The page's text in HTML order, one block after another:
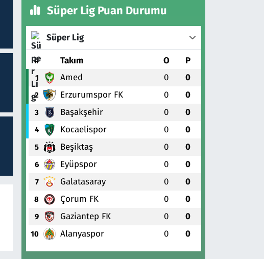
Süper Lig Puan Durumu
Süper Lig
# Takım O P
1 Amed 0 0
2 Erzurumspor FK 0 0
3 Başakşehir 0 0
4 Kocaelispor 0 0
5 Beşiktaş 0 0
6 Eyüpspor 0 0
7 Galatasaray 0 0
8 Çorum FK 0 0
9 Gaziantep FK 0 0
10 Alanyaspor 0 0